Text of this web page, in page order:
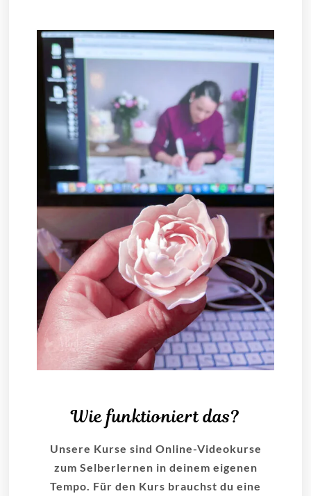
Wie funktioniert das?
Unsere Kurse sind Online-Videokurse
zum Selberlernen in deinem eigenen
Tempo. Für den Kurs brauchst du eine